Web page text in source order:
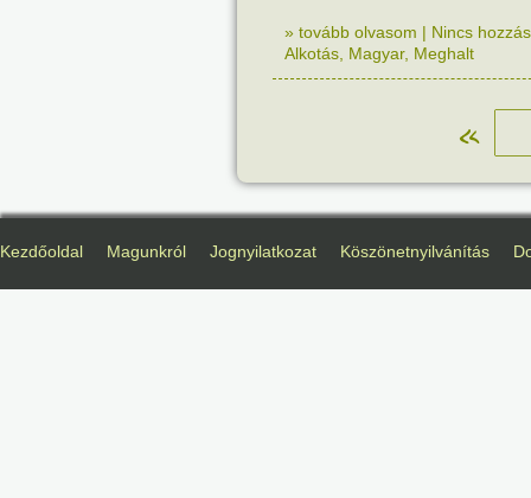
» tovább olvasom | Nincs
Alkotás Magyar, Meghalt
«
Kezdőoldal Magunkról Jognyilatkozat Köszönetnyilvánítás